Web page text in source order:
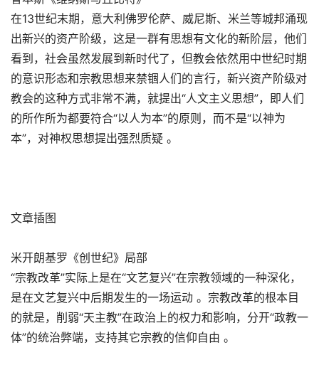
在13世纪末期，意大利佛罗伦萨、威尼斯、米兰等城邦涌现
出新兴的资产阶级，这是一群有思想有文化的新阶层，他们
看到，社会虽然发展到新时代了，但教会依然用中世纪时期
的意识形态和宗教思想来禁锢人们的言行，新兴资产阶级对
教会的这种方式非常不满，就提出“人文主义思想”，即人们
的所作所为都要符合“以人为本”的原则，而不是“以神为
本”，对神权思想提出强烈质疑 。
文章插图
米开朗基罗《创世纪》局部
“宗教改革”实际上是在“文艺复兴”在宗教领域的一种深化，
是在文艺复兴中后期发生的一场运动 。宗教改革的根本目
的就是，削弱“天主教”在政治上的权力和影响，分开“政教一
体”的统治弊端，支持其它宗教的信仰自由 。